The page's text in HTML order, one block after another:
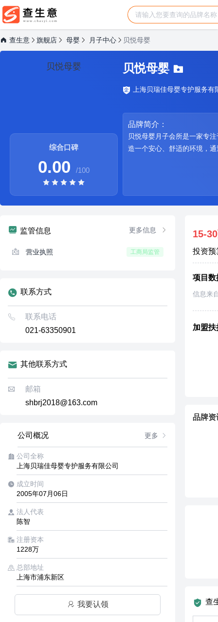
查生意 旗舰店 母婴 月子中心 贝悦母婴
贝悦母婴
综合口碑
0.00 /100
贝悦母婴
上海贝瑞佳母婴专护服务有
品牌简介：
贝悦母婴月子会所是一家专
造一个安心、舒适的环境，
监管信息 更多信息
营业执照 工商局监管
联系方式
联系电话
021-63350901
其他联系方式
邮箱
shbrj2018@163.com
公司概况 更多
公司全称
上海贝瑞佳母婴专护服务有限公司
成立时间
2005年07月06日
法人代表
陈智
注册资本
1228万
总部地址
上海市浦东新区
我要认领
15-
投资预
项目数
信息来
加盟扶
品牌资
查